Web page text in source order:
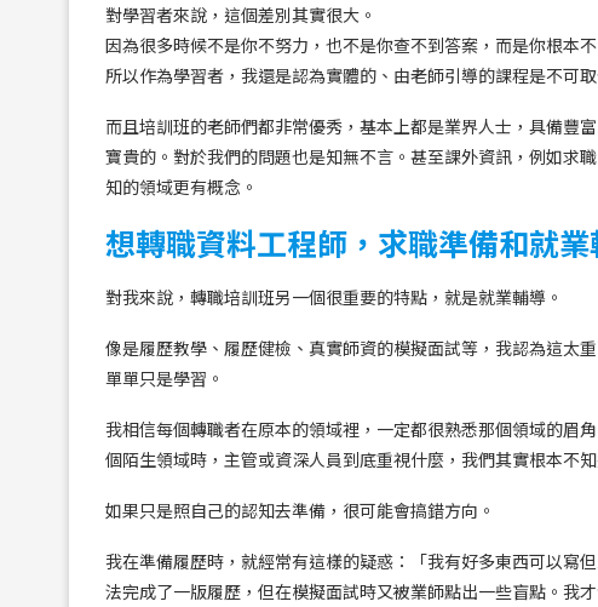
對學習者來說，這個差別其實很大。
因為很多時候不是你不努力，也不是你查不到答案，而是你根本
所以作為學習者，我還是認為實體的、由老師引導的課程是不可取
而且培訓班的老師們都非常優秀，基本上都是業界人士，具備豐
寶貴的。對於我們的問題也是知無不言。甚至課外資訊，例如求
知的領域更有概念。
想轉職資料工程師，求職準備和就
對我來說，轉職培訓班另一個很重要的特點，就是就業輔導。
像是履歷教學、履歷健檢、真實師資的模擬面試等，我認為這太
單單只是學習。
我相信每個轉職者在原本的領域裡，一定都很熟悉那個領域的眉
個陌生領域時，主管或資深人員到底重視什麼，我們其實根本不知
如果只是照自己的認知去準備，很可能會搞錯方向。
我在準備履歷時，就經常有這樣的疑惑：「我有好多東西可以寫
法完成了一版履歷，但在模擬面試時又被業師點出一些盲點。我